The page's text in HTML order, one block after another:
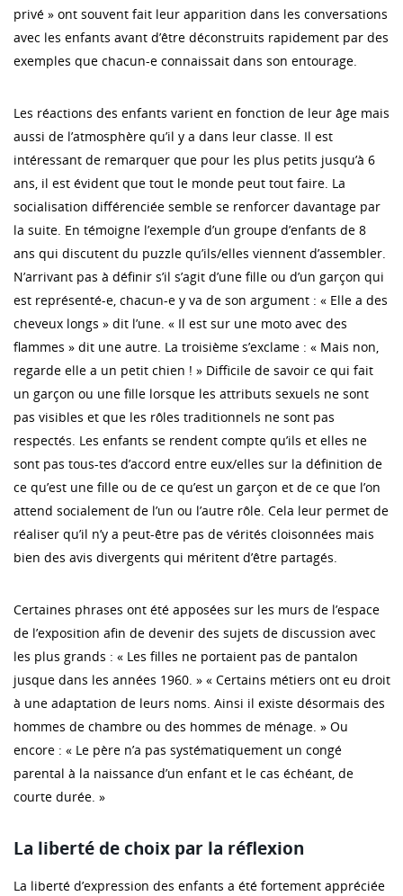
privé » ont souvent fait leur apparition dans les conversations
avec les enfants avant d’être déconstruits rapidement par des
exemples que chacun-e connaissait dans son entourage.
Les réactions des enfants varient en fonction de leur âge mais
aussi de l’atmosphère qu’il y a dans leur classe. Il est
intéressant de remarquer que pour les plus petits jusqu’à 6
ans, il est évident que tout le monde peut tout faire. La
socialisation différenciée semble se renforcer davantage par
la suite. En témoigne l’exemple d’un groupe d’enfants de 8
ans qui discutent du puzzle qu’ils/elles viennent d’assembler.
N’arrivant pas à définir s’il s’agit d’une fille ou d’un garçon qui
est représenté-e, chacun-e y va de son argument : « Elle a des
cheveux longs » dit l’une. « Il est sur une moto avec des
flammes » dit une autre. La troisième s’exclame : « Mais non,
regarde elle a un petit chien ! » Difficile de savoir ce qui fait
un garçon ou une fille lorsque les attributs sexuels ne sont
pas visibles et que les rôles traditionnels ne sont pas
respectés. Les enfants se rendent compte qu’ils et elles ne
sont pas tous-tes d’accord entre eux/elles sur la définition de
ce qu’est une fille ou de ce qu’est un garçon et de ce que l’on
attend socialement de l’un ou l’autre rôle. Cela leur permet de
réaliser qu’il n’y a peut-être pas de vérités cloisonnées mais
bien des avis divergents qui méritent d’être partagés.
Certaines phrases ont été apposées sur les murs de l’espace
de l’exposition afin de devenir des sujets de discussion avec
les plus grands : « Les filles ne portaient pas de pantalon
jusque dans les années 1960. » « Certains métiers ont eu droit
à une adaptation de leurs noms. Ainsi il existe désormais des
hommes de chambre ou des hommes de ménage. » Ou
encore : « Le père n’a pas systématiquement un congé
parental à la naissance d’un enfant et le cas échéant, de
courte durée. »
La liberté de choix par la réflexion
La liberté d’expression des enfants a été fortement appréciée